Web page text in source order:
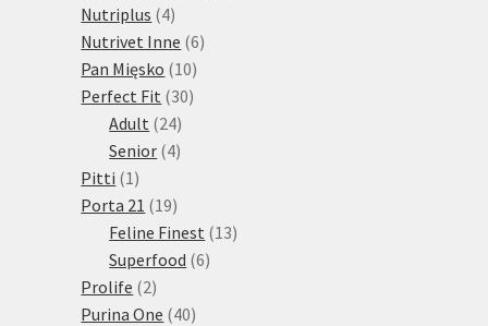
Nutriplus 44
produkty
Nutrivet Inne 66
Pan Mięsko 1010
produktů
Perfect Fit 3030
Adult 2424
produktů
Senior 44
Pitti 1 1
produkt
Porta 21 1919
produktů
Feline Finest 1313
Superfood 66
Prolife 22
produkty
Purina One 4040